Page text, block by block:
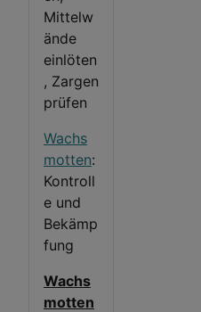
Mittelw
ände
einlöten
, Zargen
prüfen
Wachs
motten:
Kontroll
e und
Bekämp
fung
Wachs
motten